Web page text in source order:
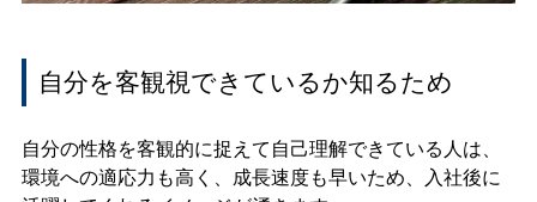
自分を客観視できているか知るため
自分の性格を客観的に捉えて自己理解できている人は、
環境への適応力も高く、成長速度も早いため、入社後に